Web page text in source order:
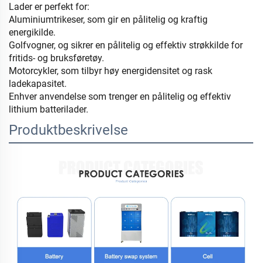
Lader er perfekt for:
Aluminiumtrikeser, som gir en pålitelig og kraftig
energikilde.
Golfvogner, og sikrer en pålitelig og effektiv strøkkilde for
fritids- og bruksføretøy.
Motorcykler, som tilbyr høy energidensitet og rask
ladekapasitet.
Enhver anvendelse som trenger en pålitelig og effektiv
lithium batterilader.
Produktbeskrivelse